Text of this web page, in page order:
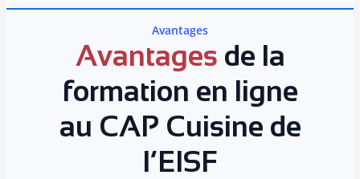
Avantages
Avantages de la
formation en ligne
au CAP Cuisine de
l’EISF